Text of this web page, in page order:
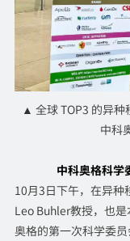
▲ 全球 TOP3 的异
中科
中科奥格科学
10月3日下午，在异种
Leo Buhler教授，也
奥格的第一次科学委员